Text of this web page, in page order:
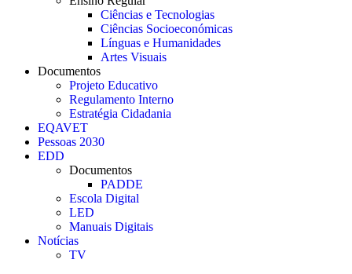
Ciências e Tecnologias
Ciências Socioeconómicas
Línguas e Humanidades
Artes Visuais
Documentos
Projeto Educativo
Regulamento Interno
Estratégia Cidadania
EQAVET
Pessoas 2030
EDD
Documentos
PADDE
Escola Digital
LED
Manuais Digitais
Notícias
TV